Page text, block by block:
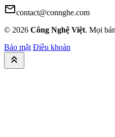
mailcontact@connghe.com
© 2026 Công Nghệ Việt. Mọi
Bảo mật Điều khoản
keyboard_double_arrow_up